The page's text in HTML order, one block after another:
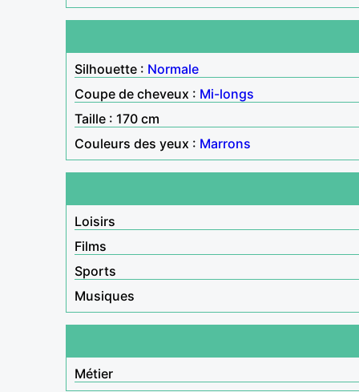
Silhouette : Normale
Coupe de cheveux : Mi-longs
Taille : 170 cm
Couleurs des yeux : Marrons
Loisirs
Films
Sports
Musiques
Métier